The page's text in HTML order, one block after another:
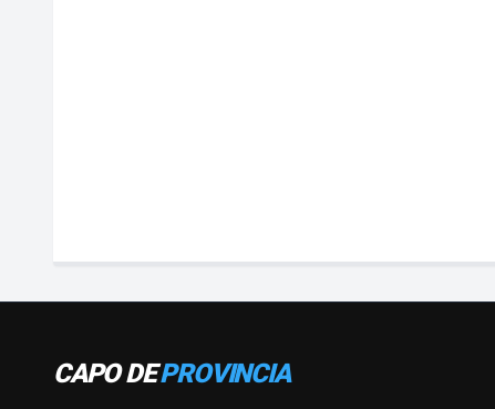
CAPO DEPROVINCIA